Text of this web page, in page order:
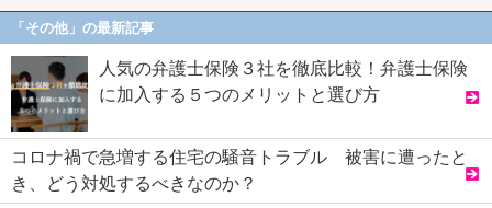
「その他」の最新記事
人気の弁護士保険３社を徹底比較！弁護士保険
に加入する５つのメリットと選び方
コロナ禍で急増する住宅の騒音トラブル 被害に遭ったと
き、どう対処するべきなのか？